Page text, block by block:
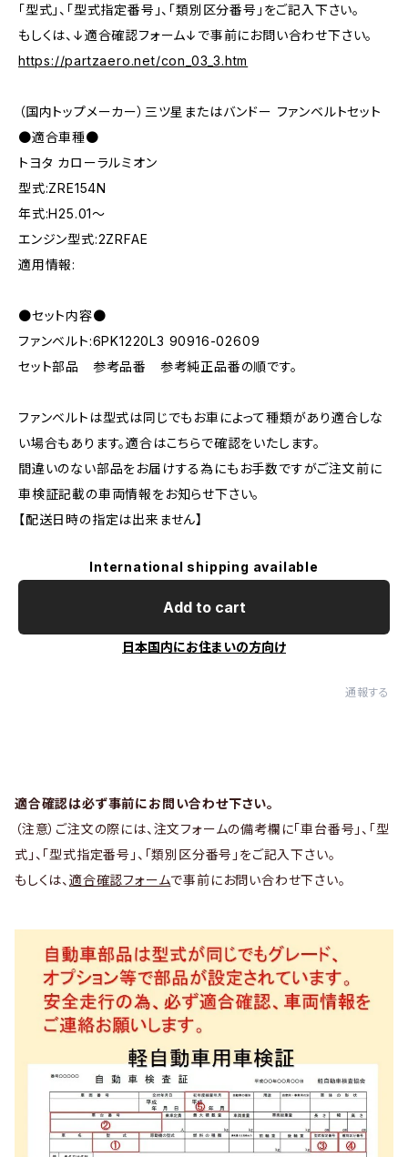
「型式」、「型式指定番号」、「類別区分番号」をご記入下さい。
もしくは、↓適合確認フォーム↓で事前にお問い合わせ下さい。
https://partzaero.net/con_03_3.htm
（国内トップメーカー）三ツ星またはバンドー ファンベルトセット
●適合車種●
トヨタ カローラルミオン
型式:ZRE154N
年式:H25.01～
エンジン型式:2ZRFAE
適用情報:
●セット内容●
ファンベルト:6PK1220L3 90916-02609
セット部品 参考品番 参考純正品番の順です。
ファンベルトは型式は同じでもお車によって種類があり適合しな
い場合もあります。適合はこちらで確認をいたします。
間違いのない部品をお届けする為にもお手数ですがご注文前に
車検証記載の車両情報をお知らせ下さい。
【配送日時の指定は出来ません】
International shipping available
Add to cart
日本国内にお住まいの方向け
通報する
適合確認は必ず事前にお問い合わせ下さい。
（注意）ご注文の際には、注文フォームの備考欄に「車台番号」、「型
式」、「型式指定番号」、「類別区分番号」をご記入下さい。
もしくは、 適合確認フォームで事前にお問い合わせ下さい。